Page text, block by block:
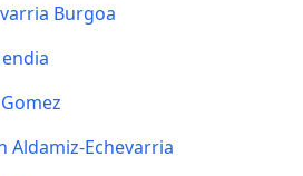
Burgoa
Aldamiz-Echevarria